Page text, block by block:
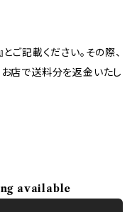
ご記載ください。その際、
店で送料分を返金いたし
available